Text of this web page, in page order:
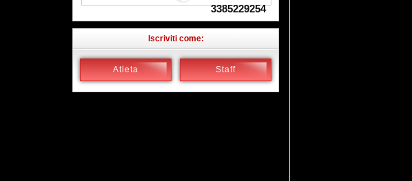
3385229254
Iscriviti come:
Atleta Staff